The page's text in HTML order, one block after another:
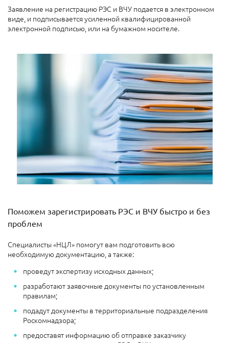
Заявление на регистрацию РЭС и ВЧУ подается в электронном
виде, и подписывается усиленной квалифицированной
электронной подписью, или на бумажном носителе.
Поможем зарегистрировать РЭС и ВЧУ быстро и без
проблем
Специалисты «НЦЛ» помогут вам подготовить всю
необходимую документацию, а также:
проведут экспертизу исходных данных;
разработают заявочные документы по установленным
правилам;
подадут документы в территориальные подразделения
Роскомнадзора;
предоставят информацию об отправке заказчику